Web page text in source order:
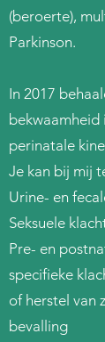
(beroerte),
Parkinson.
In 2017
bekwaamheid
perinatale
Je kan bij mij
Urine- en
Seksuele
Pre- en
specifieke
of herstel van
bevalling